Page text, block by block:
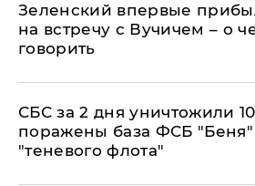
Зеленский впервые
на встречу с Вучичем – о
говорить
СБС за 2 дня уничтожили
поражены база ФСБ "Беня"
"теневого флота"